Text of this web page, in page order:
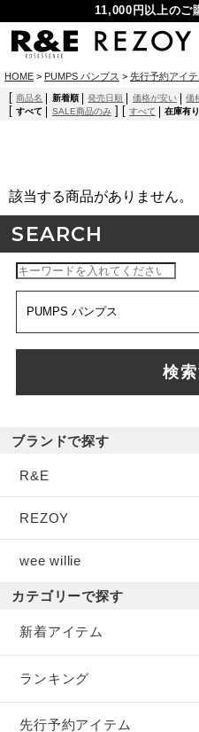
11,000円以上のご
HOME > PUMPS パンプス > 先行予約アイテ
[商品名 新着順 発売日順 価格が安い 価
[すべて SALE商品のみ ] [ すべて 在庫有り
該当する商品がありません。
SEARCH
検
ブランドで探す
R&E
REZOY
wee willie
カテゴリーで探す
新着アイテム
ランキング
先行予約アイテム